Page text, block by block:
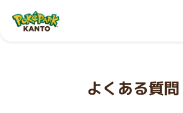
よくある質問